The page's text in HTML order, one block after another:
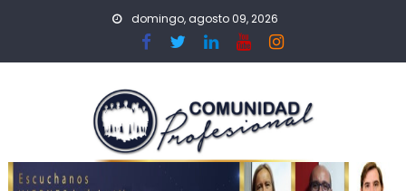
domingo, agosto 09, 2026